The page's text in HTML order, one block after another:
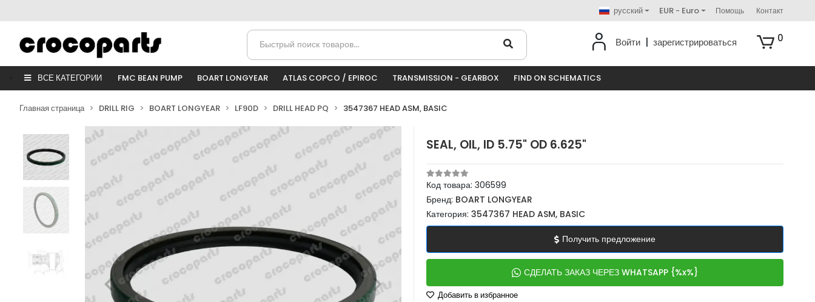
русский EUR - Euro Помощь Контакт
Войти зарегистрироваться 0
ВСЕ КАТЕГОРИИ FMC BEAN PUMP BOART LONGYEAR ATLAS COPCO / EPIROC TRANSMISSION - GEARBOX FIND ON SCHEMATICS
Главная страница DRILL RIG BOART LONGYEAR LF90D DRILL HEAD PQ 3547367 HEAD ASM, BASIC
SEAL, OIL, ID 5.75" OD 6.625"
Код товара: 306599
Бренд: BOART LONGYEAR
Категория: 3547367 HEAD ASM, BASIC
Получить предложение
СДЕЛАТЬ ЗАКАЗ ЧЕРЕЗ WHATSAPP {%x%}
Добавить в избранное